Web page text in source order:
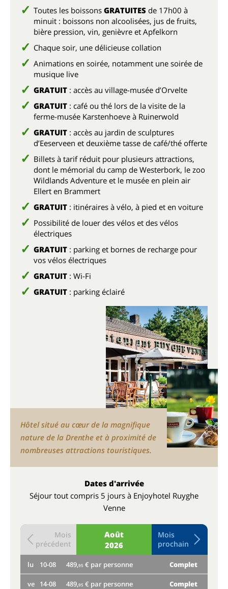
Toutes les boissons GRATUITES de 17h00 à
minuit : boissons non alcoolisées, jus de fruits,
bière pression, vin, genièvre et Apfelkorn
Chaque soir, une délicieuse collation
Animations en soirée, notamment une soirée de
musique live
GRATUIT : accès au village-musée d’Orvelte
GRATUIT : café ou thé lors de la visite de la
ferme-musée Karstenhoeve à Ruinerwold
GRATUIT : accès au jardin de sculptures
d’Eeserveen et deuxième tasse de café/thé offerte
Billets à tarif réduit pour plusieurs attractions,
dont le mémorial du camp de Westerbork, le zoo
Wildlands Adventure et le musée en plein air
Ellert en Brammert
GRATUIT : itinéraires à vélo, à pied et en voiture
Possibilité de louer des vélos et des vélos
électriques
GRATUIT : parking et bornes de recharge pour
vos vélos électriques
GRATUIT : Wi-Fi
GRATUIT : parking éclairé
Hôtel situé au cœur de la magnifique
nature de la Drenthe et à proximité de
nombreuses attractions touristiques.
Dates d'arrivée
Séjour tout compris 5 jours à Enjoyhotel Ruyghe
Venne
Août
2026
Mois
précédent
Mois
prochain
lu 10-08 489,95 € par personne Complet
ve 14-08 489,95 € par personne Complet